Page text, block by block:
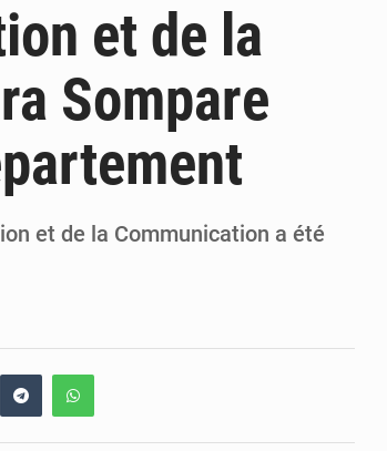
affrontements entre Bankoumana et Djoma Balandou à Mandiana
de l’action de l’État en l’absence du président Mamadi Doumbouya
critique la gestion de Mamadi Doumbouya
et de la
Sompare
et de la Communication a été